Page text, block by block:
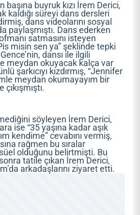
başına buyruk kızı İrem Derici,
kaldığı süreyi dans dersleri
dans videolarını sosyal
paylaşmıştı. Dans ederken
satmasını isteyen
misin sen ya” şeklinde tepki
dansı ile ilgili
meydan okuyacak kalça var
şarkıcıyı kızdırmış, “Jennifer
meydan okumayayım bir
söyleyen İrem Derici,
ise “35 yaşına kadar aşık
kendime” cevabını vermiş,
rağmen bu sıralar
olduğunu belirtmişti. Bu
tatile çıkan İrem Derici,
arkadaşlarını ziyaret etti.